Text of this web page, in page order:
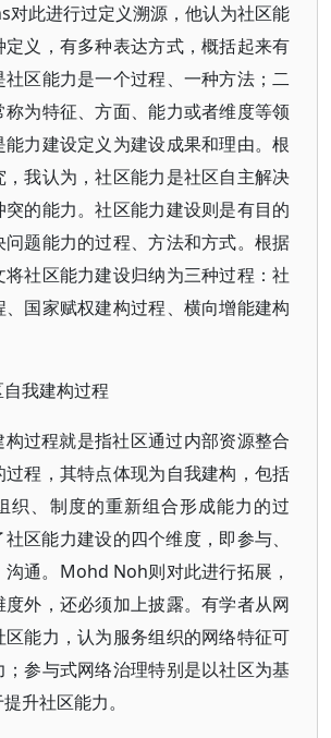
此进行过定义溯源，他认为社区能
定义，有多种表达方式，概括起来有
区能力是一个过程、一种方法；二
为特征、方面、能力或者维度等领
力建设定义为建设成果和理由。根
我认为，社区能力是社区自主解决
的能力。社区能力建设则是有目的
题能力的过程、方法和方式。根据
社区能力建设归纳为三种过程：社
国家赋权建构过程、横向增能建构
自我建构过程
过程就是指社区通过内部资源整合
程，其特点体现为自我建构，包括
织、制度的重新组合形成能力的过
区能力建设的四个维度，即参与、
通。Mohd Noh则对此进行拓展，
外，还必须加上披露。有学者从网
能力，认为服务组织的网络特征可
参与式网络治理特别是以社区为基
升社区能力。